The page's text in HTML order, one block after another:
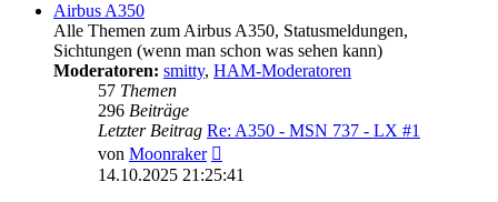
Airbus A350
Alle Themen zum Airbus A350, Statusmeldungen,
Sichtungen (wenn man schon was sehen kann)
Moderatoren: smitty, HAM-Moderatoren
57 Themen
296 Beiträge
Letzter Beitrag Re: A350 - MSN 737 - LX #1
von Moonraker
Beitrag
14.10.2025 21:25:41